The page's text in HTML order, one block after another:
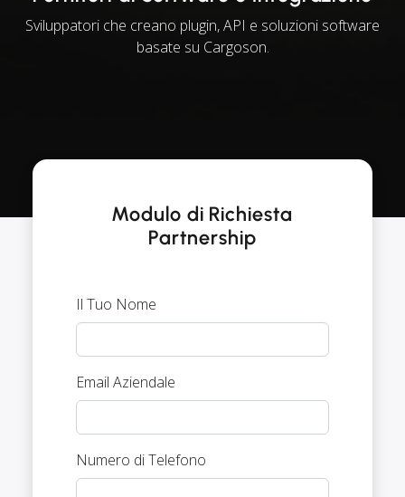
Sviluppatori che creano plugin, API e soluzioni software
basate su Cargoson.
Modulo di Richiesta
Partnership
Il Tuo Nome
Email Aziendale
Numero di Telefono